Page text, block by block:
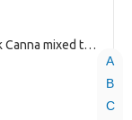
A
B
C
A. pigeon Milk Canna mixed tray 5 assorti